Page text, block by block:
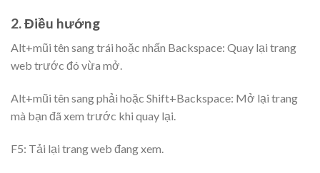
2. Điều hướng
Alt+mũi tên sang trái hoặc nhấn Backspace: Quay lại trang
web trước đó vừa mở.
Alt+mũi tên sang phải hoặc Shift+Backspace: Mở lại trang
mà bạn đã xem trước khi quay lại.
F5: Tải lại trang web đang xem.